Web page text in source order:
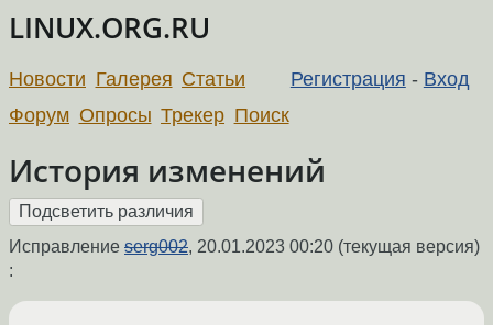
LINUX.ORG.RU
Регистрация - Вход
Новости Галерея Статьи
Форум Опросы Трекер Поиск
История изменений
Исправление serg002, 20.01.2023 00:20 (текущая версия)
: